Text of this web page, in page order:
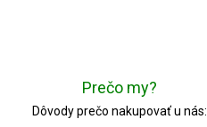
Prečo my?
Dôvody prečo nakupovať u nás: